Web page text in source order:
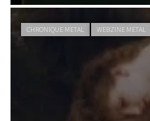
METAL WEBZINE METAL